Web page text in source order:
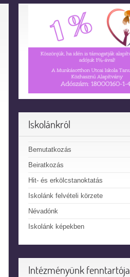
Iskolánkról
Bemutatkozás
Beiratkozás
Hit- és erkölcstanoktatás
Iskolánk felvételi körzete
Névadónk
Iskolánk képekben
Intézményünk fenntartója